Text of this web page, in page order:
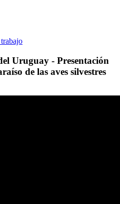
Uruguay - Presentación
de las aves silvestres